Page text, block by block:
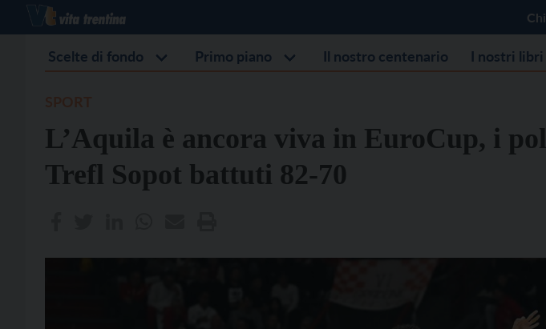
Scelte di fondo Primo piano Il nostro centenario I nostri libri
L’Aquila è ancora viva in EuroCup, i
Trefl Sopot battuti 82-70